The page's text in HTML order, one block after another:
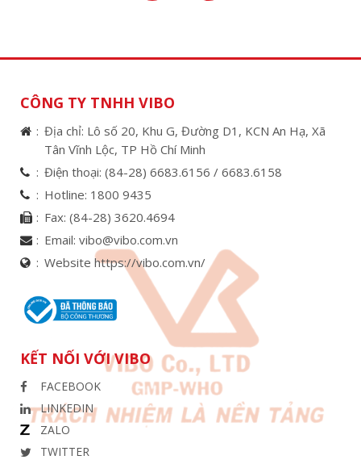
CÔNG TY TNHH VIBO
Địa chỉ: Lô số 20, Khu G, Đường D1, KCN An Hạ, Xã
Tân Vĩnh Lộc, TP Hồ Chí Minh
Điện thoại: (84-28) 6683.6156 / 6683.6158
Hotline: 1800 9435
Fax: (84-28) 3620.4694
Email: vibo@vibo.com.vn
Website https://vibo.com.vn/
KẾT NỐI VỚI VIBO
FACEBOOK
LINKEDIN
ZALO
TWITTER